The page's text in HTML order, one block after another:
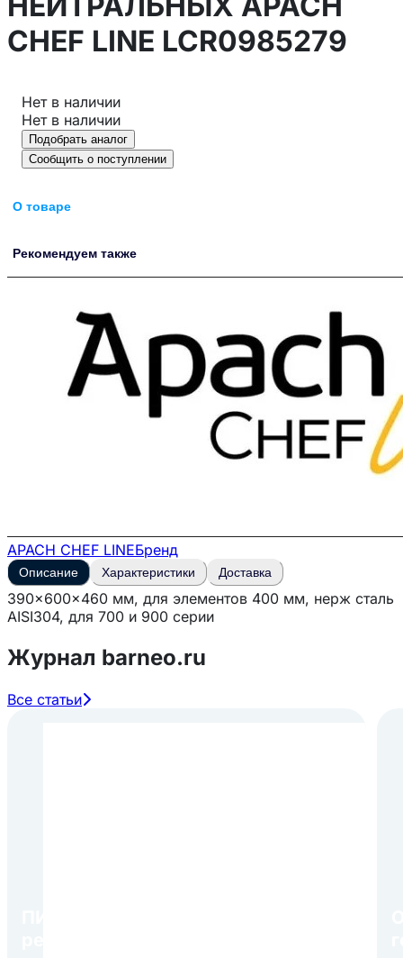
CHEF LINE LCR0985279
Нет в наличии
Нет в наличии
Подобрать аналог
Сообщить о поступлении
О товаре
Рекомендуем также
APACH CHEF LINEБренд
Описание Характеристики Доставка
390x600x460 мм, для элементов 400 мм, нерж сталь
AISI304, для 700 и 900 серии
Журнал barneo.ru
Все статьи